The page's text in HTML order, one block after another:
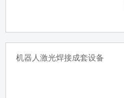
机器人激光焊接成套设备